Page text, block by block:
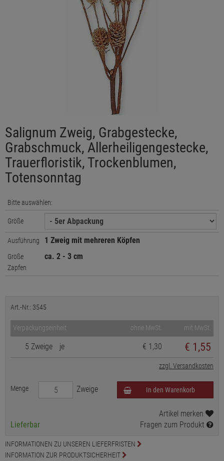
Salignum Zweig, Grabgestecke,
Grabschmuck, Allerheiligengestecke,
Trauerfloristik, Trockenblumen,
Totensonntag
Bitte auswählen:
Größe
Ausführung 1 Zweig mit mehreren Köpfen
Größe
Zapfen
ca. 2 - 3 cm
Art.-Nr.: 3545
Verpackungseinheit ohne MwSt. mit MwSt.
5 Zweige je € 1,30 € 1,55
zzgl. Versandkosten
Menge Zweige In den Warenkorb
Lieferbar
Artikel merken
Fragen zum Produkt
INFORMATIONEN ZU UNSEREN LIEFERFRISTEN
INFORMATION ZUR PRODUKTSICHERHEIT